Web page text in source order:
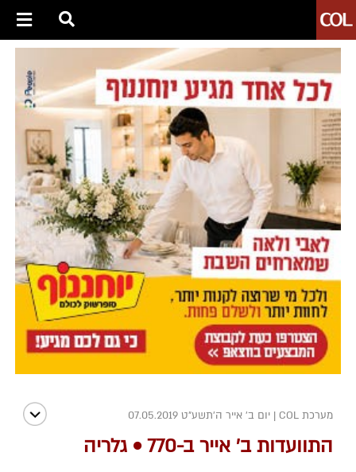
מערכת COL | יום ב' אייר ה׳תשע״ט 07.05.2019
התוועדות ב' אייר ב-770 • גלריה